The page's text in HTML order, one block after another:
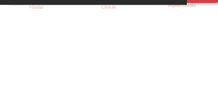
Főoldal Címkék Bejelentkezés